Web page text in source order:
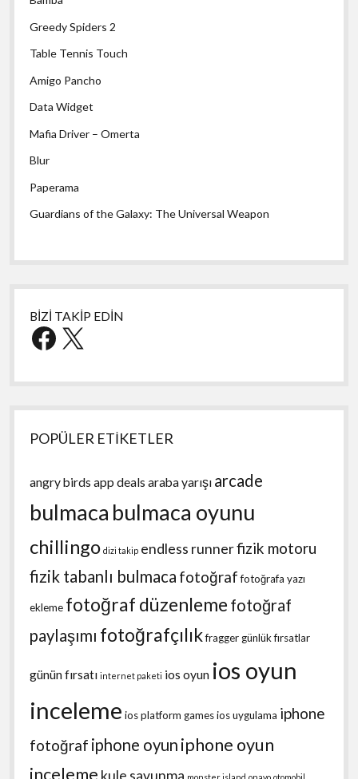
Greedy Spiders 2
Table Tennis Touch
Amigo Pancho
Data Widget
Mafia Driver – Omerta
Blur
Paperama
Guardians of the Galaxy: The Universal Weapon
BİZİ TAKİP EDİN
Facebook
X
POPÜLER ETİKETLER
angry birds app deals araba yarışı arcade
bulmaca bulmaca oyunu
chillingo dizi takip endless runnerfizik motoru
fizik tabanlı bulmaca fotoğraf fotoğrafa yazı
ekleme fotoğraf düzenleme fotoğraf
paylaşımı fotoğrafçılıkfraggergünlük fırsatlar
günün fırsatı internet paketi ios oyun ios oyun
inceleme ios platform gamesios uygulama iphone
fotoğraf iphone oyun iphone oyun
inceleme kule savunma monster island onavo otomobil